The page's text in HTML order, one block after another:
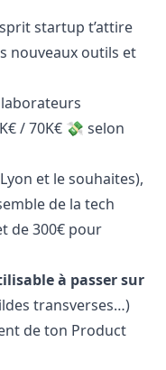
startup t’attire
nouveaux outils et
/ 70K€ 💸 selon
et le souhaites),
de la tech
de 300€ pour
à passer sur
transverses…)
de ton Product